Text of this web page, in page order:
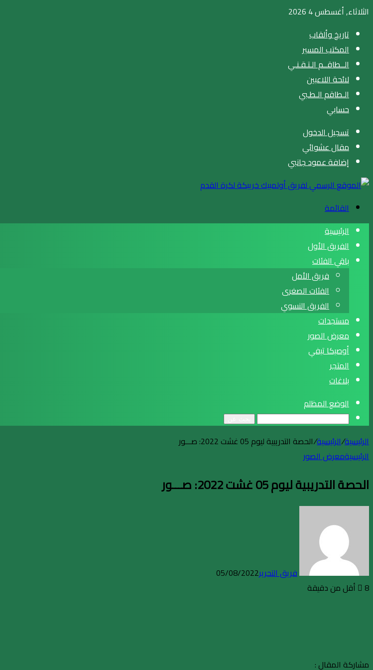
الثلاثاء, أغسطس 4 2026
تاريخ وألقاب
المكتب المسير
الــطاقــم الـتـقـنـي
لائحة اللاعبين
الـطاقم الـطـبي
حسابي
تسجيل الدخول
مقال عشوائي
إضافة عمود جانبي
القائمة
الرئيسية
الفريق الأول
باقي الفئات
فريق الأمل
الفئات الصغرى
الفريق النسوي
مستجدات
معرض الصور
أوصيكا تيفي
المتجر
بلاغات
الوضع المظلم
الرئيسية/الرئيسية/الحصة التدريبية ليوم 05 غشت 2022: صـــور
الرئيسيةمعرض الصور
الحصة التدريبية ليوم 05 غشت 2022: صـــور
فريق التحرير05/08/2022
8
أقل من دقيقة
مشاركة المقال :